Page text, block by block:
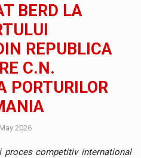
BERD LA
REPUBLICA
C.N.
PORTURILOR
2026
proces competitiv international